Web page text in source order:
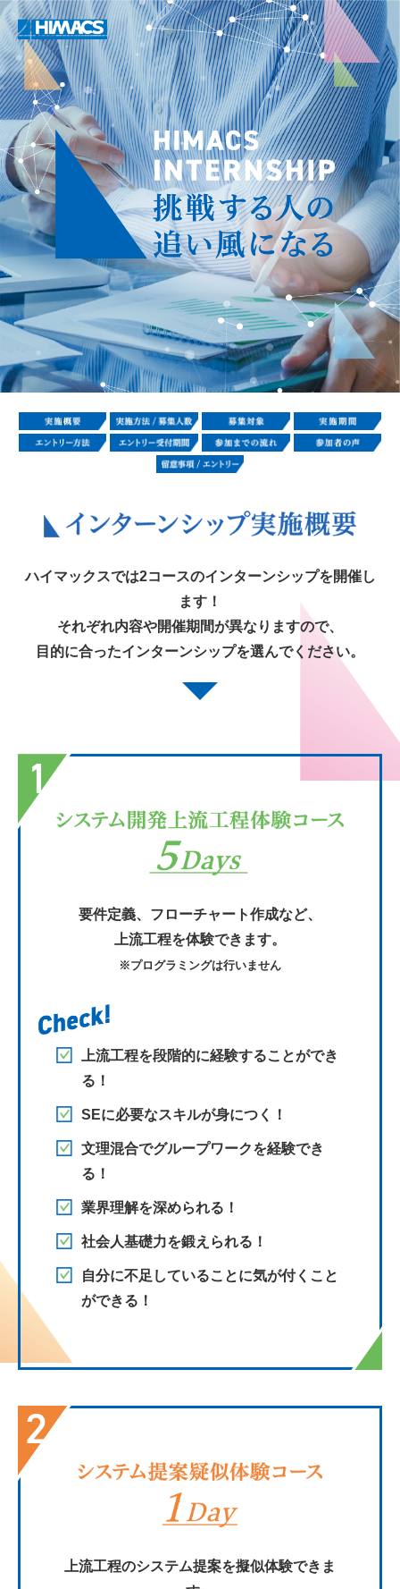
ハイマックスでは2コースのインターンシップを開催し
ます！
それぞれ内容や開催期間が異なりますので、
目的に合ったインターンシップを選んでください。
要件定義、フローチャート作成など、
上流工程を体験できます。
※プログラミングは行いません
上流工程を段階的に経験することができ
る！
SEに必要なスキルが身につく！
文理混合でグループワークを経験でき
る！
業界理解を深められる！
社会人基礎力を鍛えられる！
自分に不足していることに気が付くこと
ができる！
上流工程のシステム提案を擬似体験できま